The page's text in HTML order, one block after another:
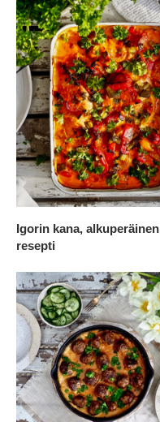
Igorin kana, alkuperäinen
resepti